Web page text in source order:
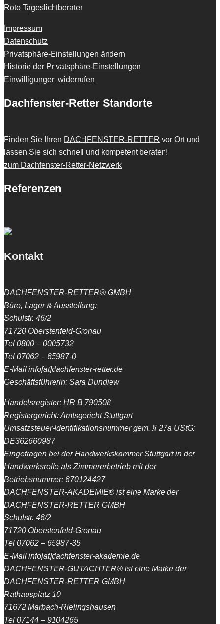
Roto Tageslichtberater
Impressum
Datenschutz
Privatsphäre-Einstellungen ändern
Historie der Privatsphäre-Einstellungen
Einwilligungen widerrufen
Dachfenster-Retter Standorte
Finden Sie Ihren DACHFENSTER-RETTER vor Ort und
lassen Sie sich schnell und kompetent beraten!
zum Dachfenster-Retter-Netzwerk
Referenzen
Kontakt
DACHFENSTER-RETTER® GMBH
Büro, Lager & Ausstellung:
Schulstr. 46/2
71720 Oberstenfeld-Gronau
Tel 0800 – 0005732
Tel 07062 – 65987-0
E-Mail info[at]dachfenster-retter.de
Geschäftsführerin: Sara Dundiew
Handelsregister: HR B 790508
Registergericht: Amtsgericht Stuttgart
Umsatzsteuer-Identifikationsnummer gem. § 27a UStG:
DE362660987
Eingetragen bei der Handwerkskammer Stuttgart in der
Handwerksrolle als Zimmererbetrieb mit der
Betriebsnummer: 670124427
DACHFENSTER-AKADEMIE® ist eine Marke der
DACHFENSTER-RETTER GMBH
Schulstr. 46/2
71720 Oberstenfeld-Gronau
Tel 07062 – 65987-35
E-Mail info[at]dachfenster-akademie.de
DACHFENSTER-GUTACHTER® ist eine Marke der
DACHFENSTER-RETTER GMBH
Rathausplatz 10
71672 Marbach-Rielingshausen
Tel 07144 – 9104265